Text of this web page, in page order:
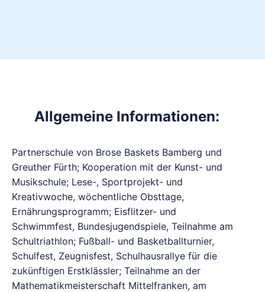
Allgemeine Informationen:
Partnerschule von Brose Baskets Bamberg und
Greuther Fürth; Kooperation mit der Kunst- und
Musikschule; Lese-, Sportprojekt- und
Kreativwoche, wöchentliche Obsttage,
Ernährungsprogramm; Eisflitzer- und
Schwimmfest, Bundesjugendspiele, Teilnahme am
Schultriathlon; Fußball- und Basketballturnier,
Schulfest, Zeugnisfest, Schulhausrallye für die
zukünftigen Erstklässler; Teilnahme an der
Mathematikmeisterschaft Mittelfranken, am